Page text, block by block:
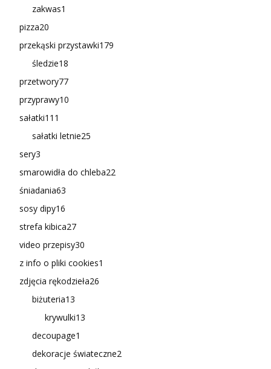
zakwas1
pizza20
przekąski przystawki179
śledzie18
przetwory77
przyprawy10
sałatki111
sałatki letnie25
sery3
smarowidła do chleba22
śniadania63
sosy dipy16
strefa kibica27
video przepisy30
z info o pliki cookies1
zdjęcia rękodzieła26
biżuteria13
krywulki13
decoupage1
dekoracje świateczne2